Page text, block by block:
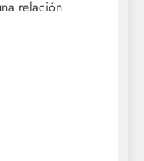
relación